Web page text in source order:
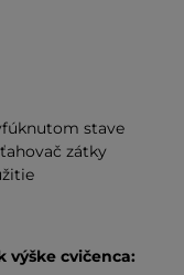
stave
zátky
cvičenca: